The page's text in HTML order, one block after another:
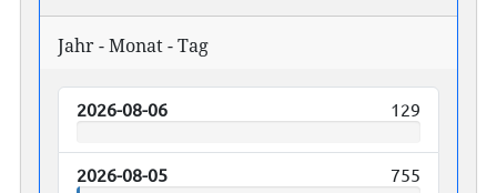
Jahr - Monat - Tag
2026-08-06 129
2026-08-05 755